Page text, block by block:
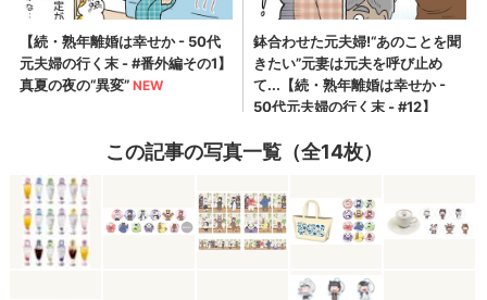
この記事の写真一覧（全14枚）